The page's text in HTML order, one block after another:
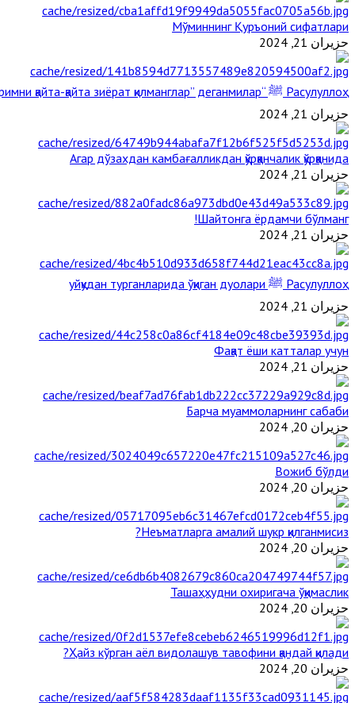
Мўминнинг Қуръоний сифатлари
حزيران 21, 2024
Расулуллоҳ ﷺ “Қабримни қайта-қайта зиёрат қилманглар” деганмилар?
حزيران 21, 2024
Агар дўзахдан камбағалликдан қўрққанчалик қўрққанида
حزيران 21, 2024
Шайтонга ёрдамчи бўлманг!
حزيران 21, 2024
Расулуллоҳ ﷺ уйқудан турганларида ўқиган дуолари
حزيران 21, 2024
Фақат ёши катталар учун
حزيران 21, 2024
Барча муаммоларнинг сабаби
حزيران 20, 2024
Вожиб бўлди
حزيران 20, 2024
Неъматларга амалий шукр қилганмисиз?
حزيران 20, 2024
Ташаҳҳудни охиригача ўқимаслик
حزيران 20, 2024
Ҳайз кўрган аёл видолашув тавофини қандай қилади?
حزيران 20, 2024